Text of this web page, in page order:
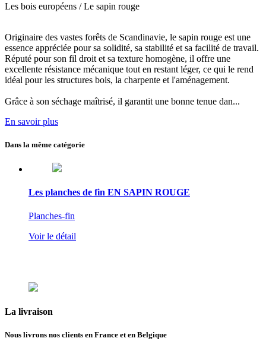
Les bois européens /Le sapin rouge
Originaire des vastes forêts de Scandinavie, le sapin rouge est une
essence appréciée poursa solidité, sa stabilité et sa facilité de travail.
Réputé pour son fil droit et sa texture homogène, il offre une
excellente résistance mécanique tout en restant léger, ce qui le rend
idéal pour les structures bois, la charpente et l'aménagement.
Grâce à son séchage maîtrisé, il garantit une bonne tenue dan...
En savoir plus
Dans la même catégorie
Les planches de fin EN SAPIN ROUGE
Planches-fin
Voir le détail
La livraison
Nous livrons nos clients en France et en Belgique